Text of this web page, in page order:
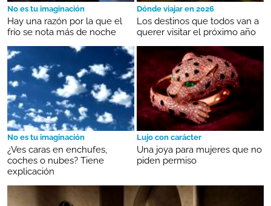
No es tu imaginación
Hay una razón por la que el
frío se nota más de noche
Dónde viajar en 2026
Los destinos que todos van a
querer visitar el próximo año
No es tu imaginación
¿Ves caras en enchufes,
coches o nubes? Tiene
explicación
Lujo con carácter
Una joya para mujeres que no
piden permiso